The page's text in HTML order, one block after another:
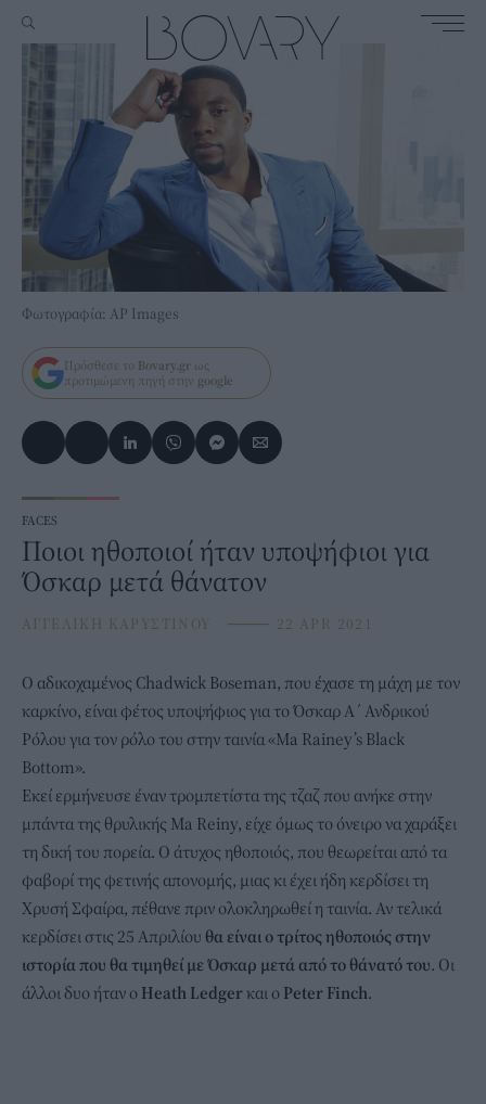
Φωτογραφία: AP Images
Πρόσθεσε το Bovary.gr ως
προτιμώμενη πηγή στην google
FACES
Ποιοι ηθοποιοί ήταν υποψήφιοι για
Όσκαρ μετά θάνατον
ΑΓΓΕΛΙΚΗ ΚΑΡΥΣΤΙΝΟΥ ⸻ 22 APR 2021
Ο αδικοχαμένος Chadwick Boseman, που έχασε τη μάχη με τον
καρκίνο, είναι φέτος υποψήφιος για τοΌσκαρ Α΄ Ανδρικού
Ρόλου για τον ρόλο του στην ταινία «Ma Rainey’s Black
Bottom».
Εκεί ερμήνευσε έναν τρομπετίστα της τζαζ που ανήκε στην
μπάντα της θρυλικής Μa Reiny, είχε όμως το όνειρο να χαράξει
τη δική του πορεία. Ο άτυχος ηθοποιός, που θεωρείται από τα
φαβορί της φετινής απονομής, μιας κι έχει ήδη κερδίσει τη
Χρυσή Σφαίρα, πέθανε πριν ολοκληρωθεί η ταινία. Αν τελικά
κερδίσει στις 25 Απριλίου θα είναι ο τρίτος ηθοποιός στην
ιστορία που θα τιμηθεί με Όσκαρ μετά από το θάνατό του. Οι
άλλοι δυο ήταν ο Heath Ledger και ο Peter Finch.